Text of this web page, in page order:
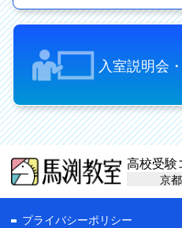
入室説明会
高校受験
京都
プライバシーポリシー